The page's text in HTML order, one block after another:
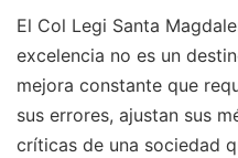
El Col Legi Santa
excelencia no es un
mejora constante que
sus errores, ajustan sus
críticas de una sociedad